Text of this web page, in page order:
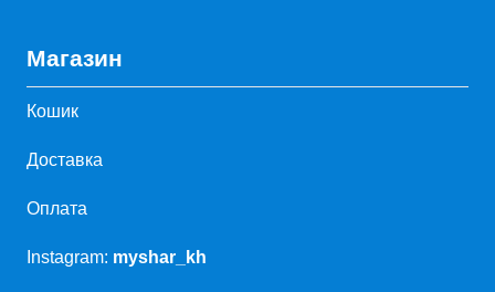
Магазин
Кошик
Доставка
Оплата
Instagram: myshar_kh